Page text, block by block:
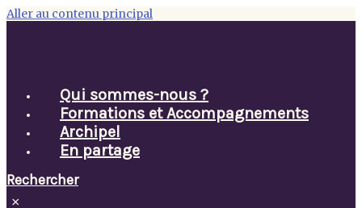
Aller au contenu principal
Qui sommes-nous ?
Formations et Accompagnements
Archipel
En partage
Rechercher
×